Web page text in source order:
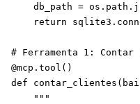
db_path =
return
# Ferramenta 1:
@mcp.tool()
def
    """